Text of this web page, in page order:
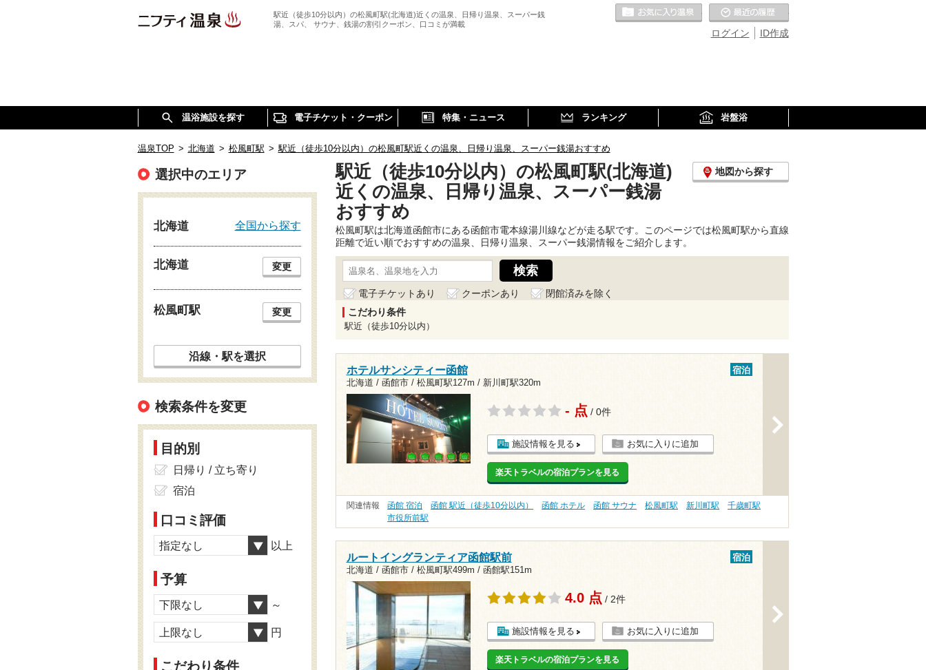
駅近（徒歩10分以内）の松風町駅(北海道)近くの温泉、日帰り温泉、スーパー銭
湯、スパ、 サウナ、銭湯の割引クーポン、口コミが満載
ID作成
ログイン
お気に入りの温泉
温浴施設を探す 電子チケット・クーポン 特集・ニュース ランキング 岩盤浴
温泉TOP > 北海道 > 松風町駅 > 駅近（徒歩10分以内）の松風町駅近くの温泉、日帰り温泉、スーパー銭湯おすすめ
駅近（徒歩10分以内）の松風町駅(北海道)
近くの温泉、日帰り温泉、スーパー銭湯
おすすめ
地図から探す
松風町駅は北海道函館市にある函館市電本線湯川線などが走る駅です。このページでは松風町駅から直線
距離で近い順でおすすめの温泉、日帰り温泉、スーパー銭湯情報をご紹介します。
電子チケットあり クーポンあり
閉館済みを除く
こだわり条件
駅近（徒歩10分以内）
ホテルサンシティー函館
北海道 / 函館市 / 松風町駅127m / 新川町駅320m
宿泊
- 点 / 0件
施設情報を見る お気に入りに追加
楽天トラベルの宿泊プランを見る
関連情報 函館 宿泊 函館 駅近（徒歩10分以内） 函館 ホテル 函館 サウナ 松風町駅 新川町駅
千歳町駅
市役所前駅
ルートイングランティア函館駅前
北海道 / 函館市 / 松風町駅499m / 函館駅151m
宿泊
4.0 点 / 2件
施設情報を見る お気に入りに追加
楽天トラベルの宿泊プランを見る
選択中のエリア
北海道 全国から探す
北海道 変更
松風町駅 変更
沿線・駅を選択
検索条件を変更
目的別
日帰り / 立ち寄り
宿泊
口コミ評価
指定なし 以上
予算
下限なし ～
上限なし 円
こだわり条件